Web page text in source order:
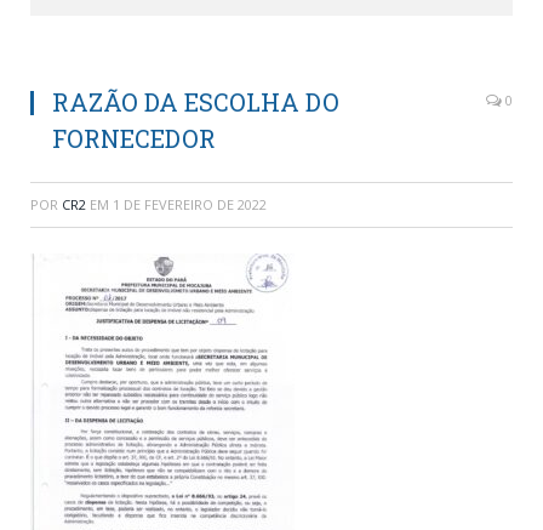
RAZÃO DA ESCOLHA DO
FORNECEDOR
0
POR CR2 EM 1 DE FEVEREIRO DE 2022